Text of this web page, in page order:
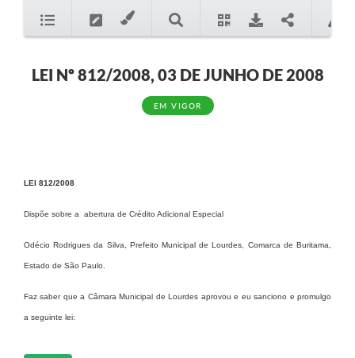
Acesso a Informação
Contato
REQUERIMENTO DE RESTITUIÇÃO DA TAXA DE INSCRIÇÃO
PPA
LEI Nº 812/2008, 03 DE JUNHO DE 2008
EM VIGOR
LEI 812/2008
Dispõe sobre a abertura de Crédito Adicional Especial
Odécio Rodrigues da Silva, Prefeito Municipal de Lourdes, Comarca de Buritama,
Estado de São Paulo.
Faz saber que a Câmara Municipal de Lourdes aprovou e eu sanciono e promulgo
a seguinte lei: